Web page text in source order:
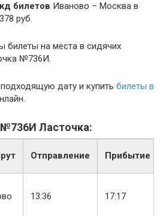
билетов Иваново – Москва в
руб.
билеты на места в сидячих
№736И.
дату и купить билеты в
Ласточка:
Отправление Прибытие
13:36 17:17